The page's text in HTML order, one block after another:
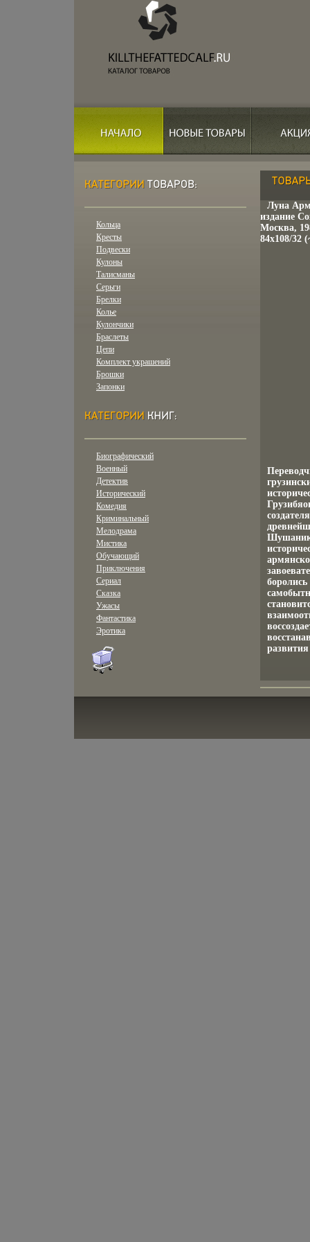
Кольца
Кресты
Подвески
Кулоны
Талисманы
Серьги
Брелки
Колье
Кулончики
Браслеты
Цепи
Комплект украшений
Брошки
Запонки
Биографический
Военный
Детектив
Исторический
Комедия
Криминальный
Мелодрама
Мистика
Обучающий
Приключения
Сериал
Сказка
Ужасы
Фантастика
Эротика
Луна
издание
Москва,
84x108/32